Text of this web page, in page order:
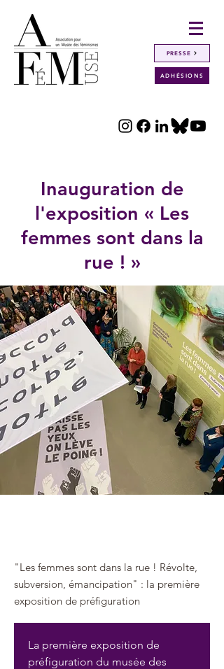
PRESSE
ADHÉSIONS
Inauguration de
l'exposition « Les
femmes sont dans la
rue ! »
"Les femmes sont dans la rue ! Révolte,
subversion, émancipation" : la première
exposition de préfiguration
La première exposition de
préfiguration du musée des